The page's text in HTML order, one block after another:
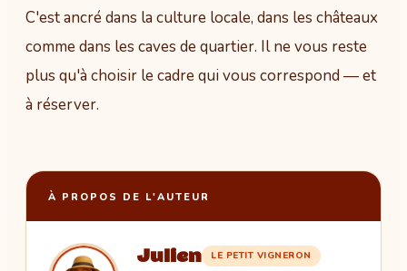
C'est ancré dans la culture locale, dans les châteaux
comme dans les caves de quartier. Il ne vous reste
plus qu'à choisir le cadre qui vous correspond — et
à réserver.
À PROPOS DE L'AUTEUR
Julien LE PETIT VIGNERON